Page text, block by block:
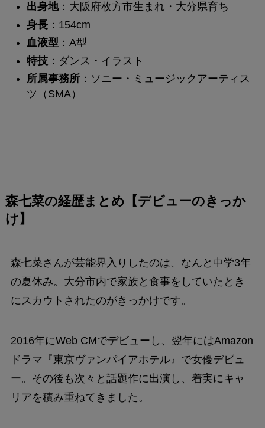
出身地：大阪府枚方市生まれ・大分県育ち
身長：154cm
血液型 ：A型
特技：ダンス・イラスト
所属事務所：ソニー・ミュージックアーティス
ツ（SMA）
森七菜の経歴まとめ【デビューのきっか
け】
森七菜さんが芸能界入りしたのは、なんと中学3年
の夏休み。大分市内で家族と食事をしていたとき
にスカウトされたのがきっかけです。
2016年にWeb CMでデビューし、翌年にはAmazon
ドラマ『東京ヴァンパイアホテル』で女優デビュ
ー。その後も次々と話題作に出演し、着実にキャ
リアを積み重ねてきました。